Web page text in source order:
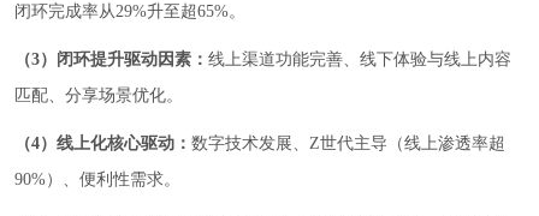
闭环完成率从29%升至超65%。
（3）闭环提升驱动因素： 线上渠道功能完善、线下体验与线上内容
匹配、分享场景优化。
（4）线上化核心驱动： 数字技术发展、Z世代主导（线上渗透率超
90%）、便利性需求。